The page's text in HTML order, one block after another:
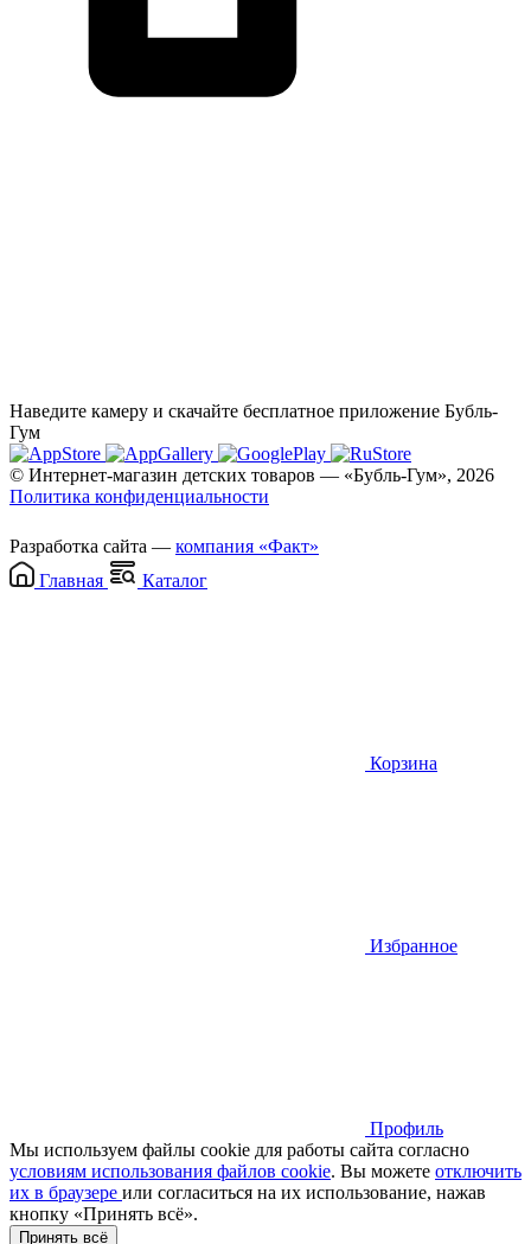
Наведите камеру и скачайте бесплатное приложение Бубль-
Гум
© Интернет-магазин детских товаров — «Бубль-Гум», 2026
Политика конфиденциальности
Разработка сайта — компания «Факт»
Главная
Каталог
Корзина
Избранное
Профиль
Мы используем файлы cookie для работы сайта согласно
условиям использования файлов cookie. Вы можете отключить
их в браузере или cогласиться на их использование, нажав
кнопку «Принять всё».
Принять всё